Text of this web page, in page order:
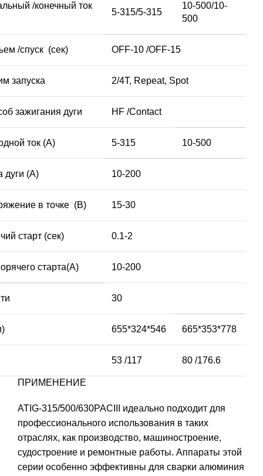
/конечный ток
5-315/5-315
10-500/10-
500
/спуск (сек) OFF-10 /OFF-15
запуска 2/4T, Repeat, Spot
зажигания дуги HF /Contact
ток (A) 5-315 10-500
дуги (A) 10-200
в точке (В) 15-30
старт (сек) 0.1-2
старта(A) 10-200
30
655*324*546 665*353*778
53 /117 80 /176.6
ПРИМЕНЕНИЕ
ATIG-315/500/630PACIII идеально подходит для
профессионального использования в таких
отраслях, как производство, машиностроение,
судостроение и ремонтные работы. Аппараты этой
серии особенно эффективны для сварки алюминия